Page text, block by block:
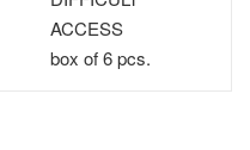
ACCESS
box of 6 pcs.